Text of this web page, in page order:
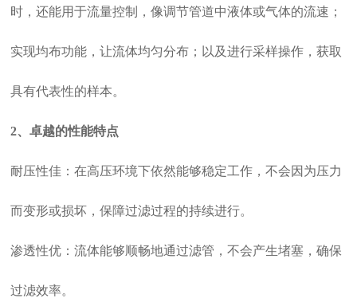
时，还能用于流量控制，像调节管道中液体或气体的流速；
实现均布功能，让流体均匀分布；以及进行采样操作，获取
具有代表性的样本。
2、卓越的性能特点
耐压性佳：在高压环境下依然能够稳定工作，不会因为压力
而变形或损坏，保障过滤过程的持续进行。
渗透性优：流体能够顺畅地通过滤管，不会产生堵塞，确保
过滤效率。